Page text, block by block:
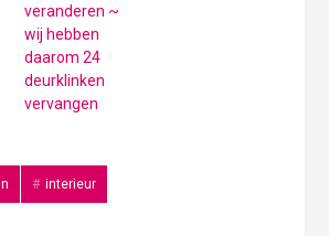
veranderen ~
wij hebben
daarom 24
deurklinken
vervangen
interieur